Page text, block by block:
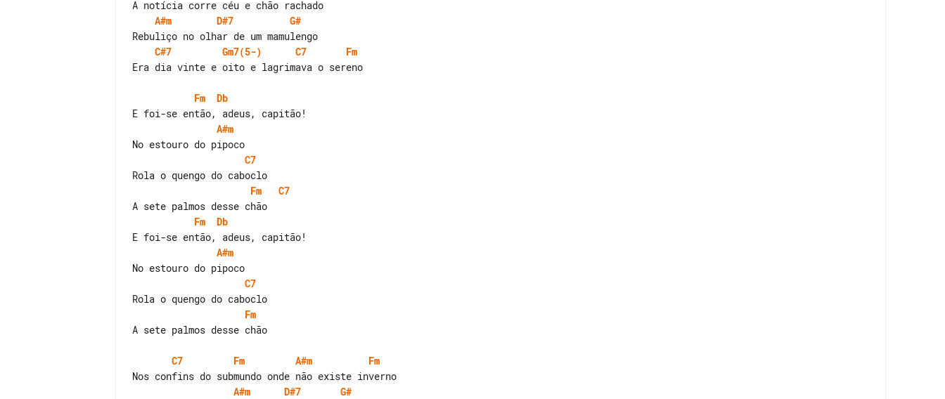
A#m
D#7
G#
C#7
Gm7(5-) C7
Fm
Era dia vinte e oito e lagrimava o sereno
Fm
Db
A#m
C7
Fm
C7
Fm
Db
A#m
C7
Fm
A sete palmos desse chão
C7 Fm A#m
Fm
A#m
D#7
G#